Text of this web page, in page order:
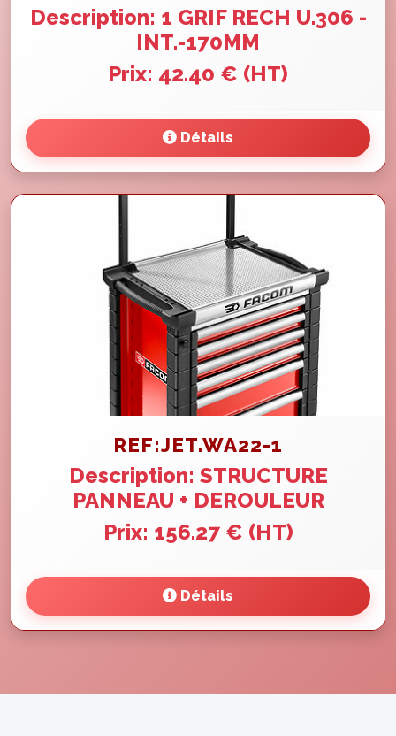
Description: 1 GRIF RECH U.306 -
INT.-170MM
Prix: 42.40 € (HT)
Détails
REF:JET.WA22-1
Description: STRUCTURE
PANNEAU + DEROULEUR
Prix: 156.27 € (HT)
Détails